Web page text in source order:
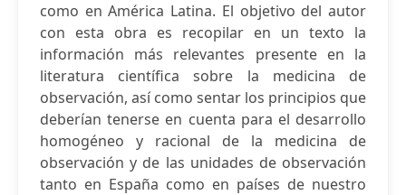
como en América Latina. El objetivo del autor
con esta obra es recopilar en un texto la
información más relevantes presente en la
literatura científica sobre la medicina de
observación, así como sentar los principios que
deberían tenerse en cuenta para el desarrollo
homogéneo y racional de la medicina de
observación y de las unidades de observación
tanto en España como en países de nuestro